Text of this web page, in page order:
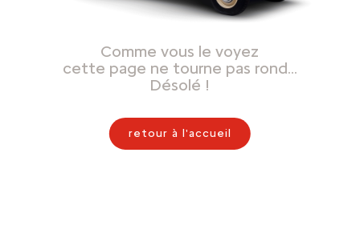
Comme vous le voyez
cette page ne tourne pas rond…
Désolé !
retour à l'accueil